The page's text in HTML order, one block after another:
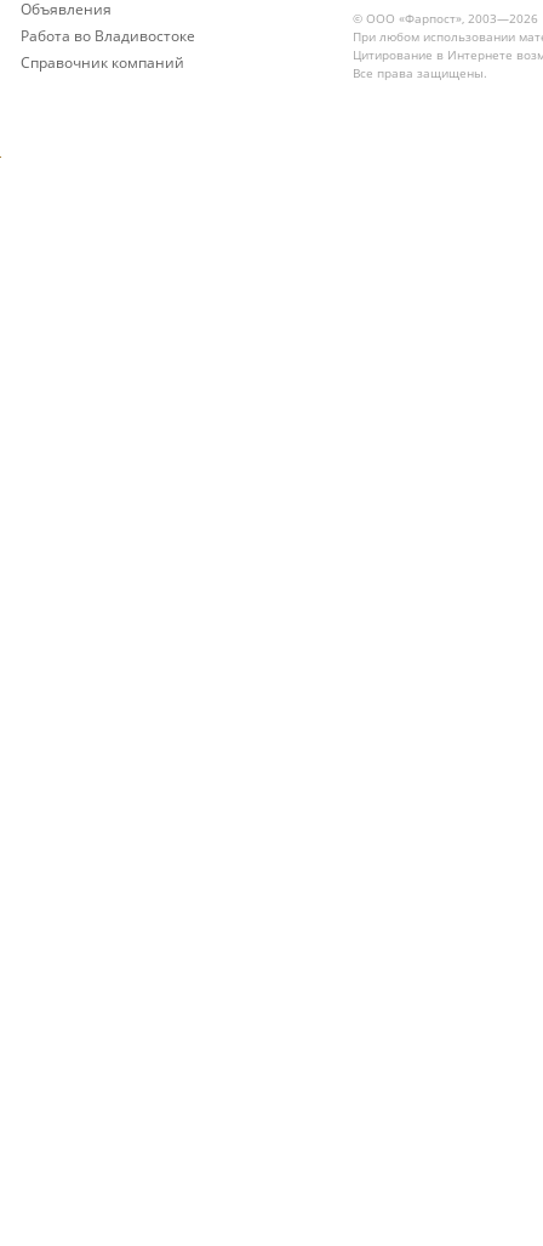
Объявления
Работа во Владивостоке
Справочник компаний
© ООО «Фарпост», 2003—2026
При любом использовании
Цитирование в Интернете
Все права защищены.